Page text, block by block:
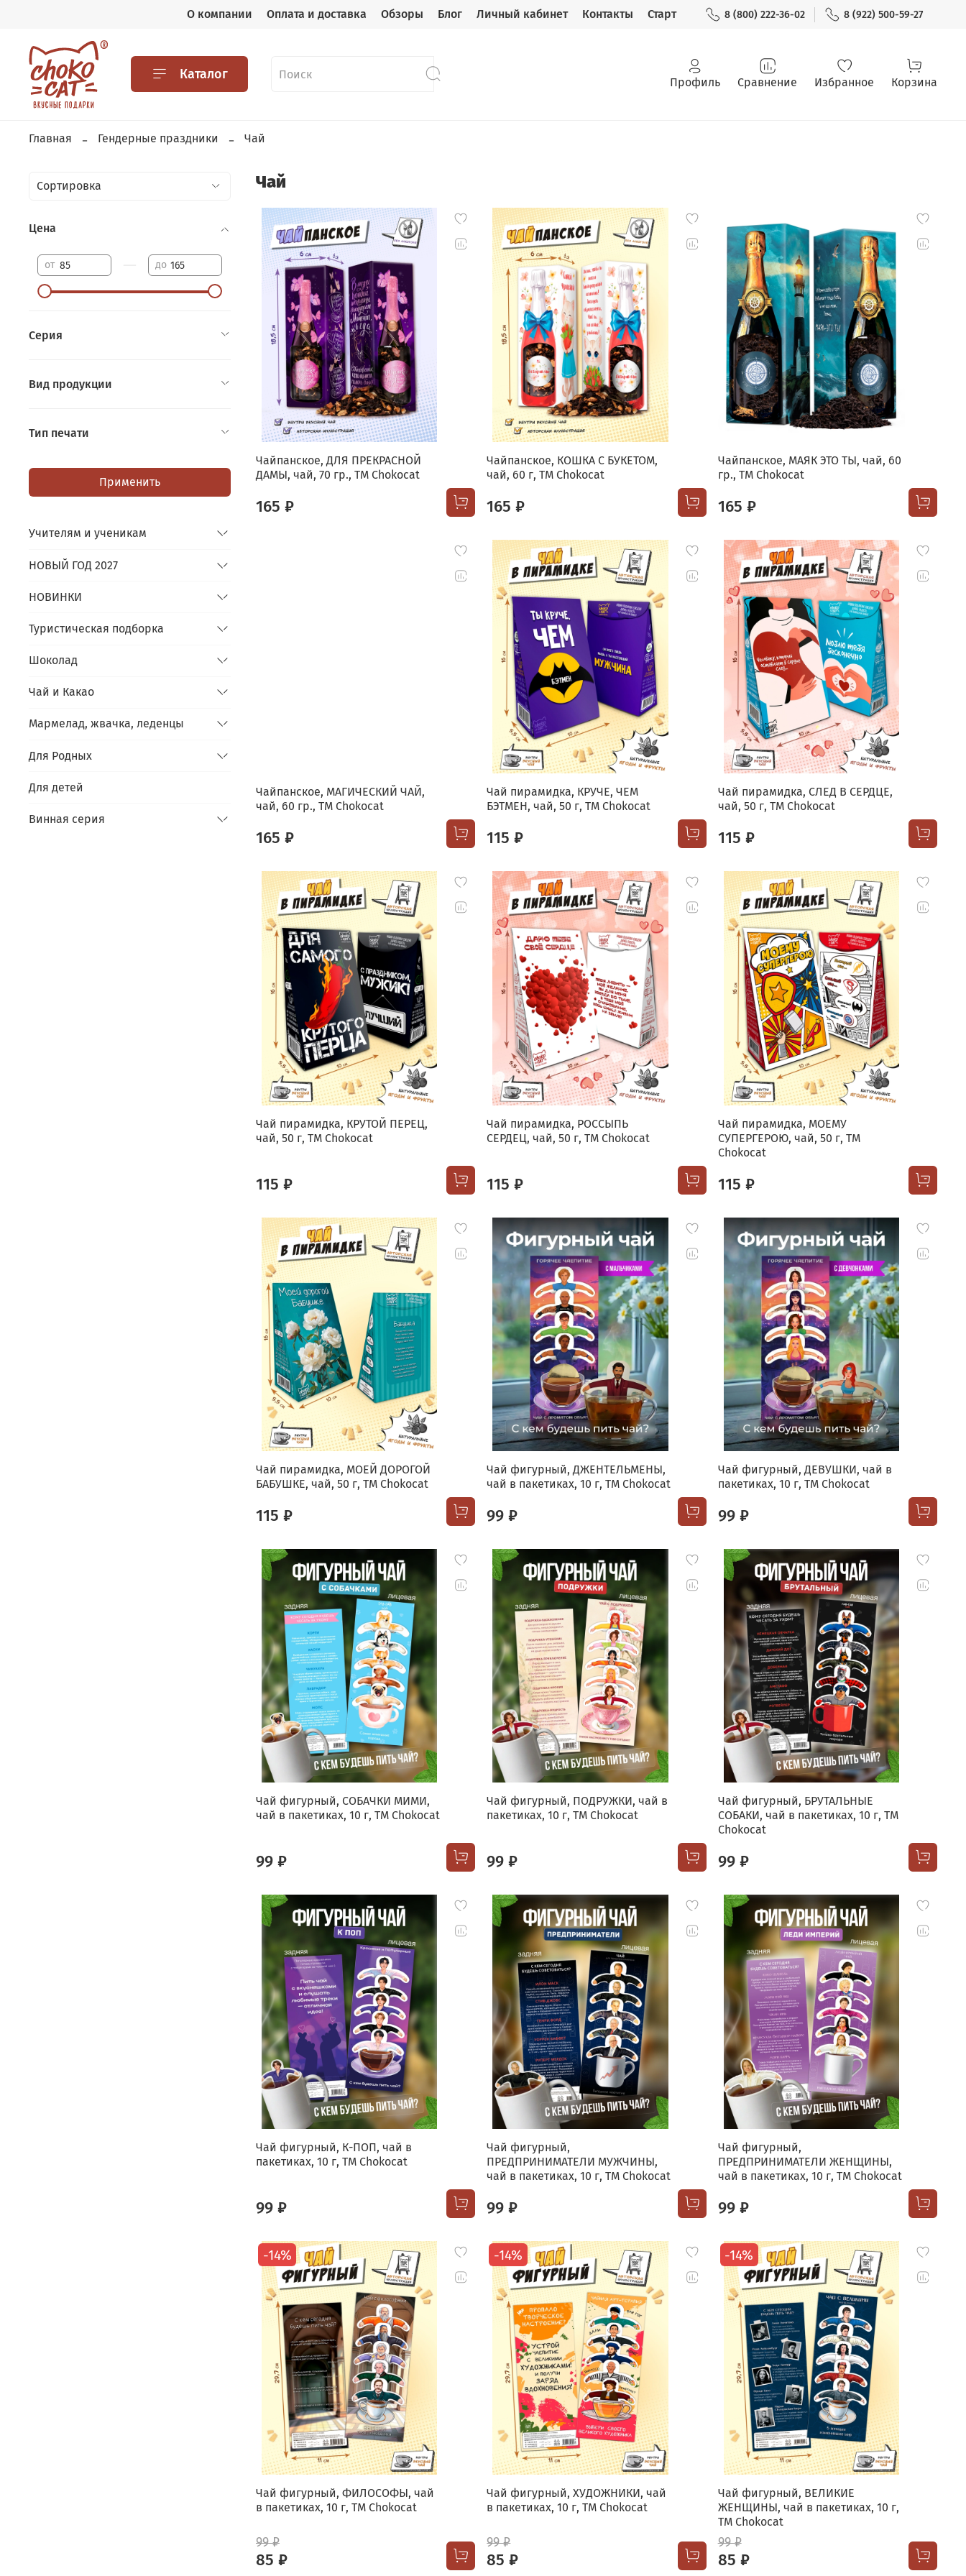
О компании Оплата и доставка Обзоры Блог Личный кабинет Контакты Старт 8 (800) 222-36-02 8 (922) 500-59-27
Каталог Профиль Сравнение Избранное Корзина
Главная Гендерные праздники Чай
Чай
Чайпанское, ДЛЯ ПРЕКРАСНОЙ
ДАМЫ, чай, 70 гр., TM Chokocat
165 ₽
Чайпанское, КОШКА С БУКЕТОМ,
чай, 60 г, TM Chokocat
165 ₽
Чайпанское, МАЯК ЭТО ТЫ, чай, 60
гр., TM Chokocat
165 ₽
Чайпанское, МАГИЧЕСКИЙ ЧАЙ,
чай, 60 гр., TM Chokocat
165 ₽
Чай пирамидка, КРУЧЕ, ЧЕМ
БЭТМЕН, чай, 50 г, TM Chokocat
115 ₽
Чай пирамидка, СЛЕД В СЕРДЦЕ,
чай, 50 г, TM Chokocat
115 ₽
Чай пирамидка, КРУТОЙ ПЕРЕЦ,
чай, 50 г, TM Chokocat
115 ₽
Чай пирамидка, РОССЫПЬ
СЕРДЕЦ, чай, 50 г, TM Chokocat
115 ₽
Чай пирамидка, МОЕМУ
СУПЕРГЕРОЮ, чай, 50 г, TM
Chokocat
115 ₽
Чай пирамидка, МОЕЙ ДОРОГОЙ
БАБУШКЕ, чай, 50 г, TM Chokocat
115 ₽
Чай фигурный, ДЖЕНТЕЛЬМЕНЫ,
чай в пакетиках, 10 г, TM Chokocat
99 ₽
Чай фигурный, ДЕВУШКИ, чай в
пакетиках, 10 г, TM Chokocat
99 ₽
Чай фигурный, СОБАЧКИ МИМИ,
чай в пакетиках, 10 г, TM Chokocat
99 ₽
Чай фигурный, ПОДРУЖКИ, чай в
пакетиках, 10 г, TM Chokocat
99 ₽
Чай фигурный, БРУТАЛЬНЫЕ
СОБАКИ, чай в пакетиках, 10 г, TM
Chokocat
99 ₽
Чай фигурный, К-ПОП, чай в
пакетиках, 10 г, TM Chokocat
99 ₽
Чай фигурный,
ПРЕДПРИНИМАТЕЛИ МУЖЧИНЫ,
чай в пакетиках, 10 г, TM Chokocat
99 ₽
Чай фигурный,
ПРЕДПРИНИМАТЕЛИ ЖЕНЩИНЫ,
чай в пакетиках, 10 г, TM Chokocat
99 ₽
-14%
Чай фигурный, ФИЛОСОФЫ, чай
в пакетиках, 10 г, TM Chokocat
99 ₽
85 ₽
-14%
Чай фигурный, ХУДОЖНИКИ, чай
в пакетиках, 10 г, TM Chokocat
99 ₽
85 ₽
-14%
Чай фигурный, ВЕЛИКИЕ
ЖЕНЩИНЫ, чай в пакетиках, 10 г,
TM Chokocat
99 ₽
85 ₽
Цена
от до
Серия
Вид продукции
Тип печати
Применить
Учителям и ученикам
НОВЫЙ ГОД 2027
НОВИНКИ
Туристическая подборка
Шоколад
Чай и Какао
Мармелад, жвачка, леденцы
Для Родных
Для детей
Винная серия